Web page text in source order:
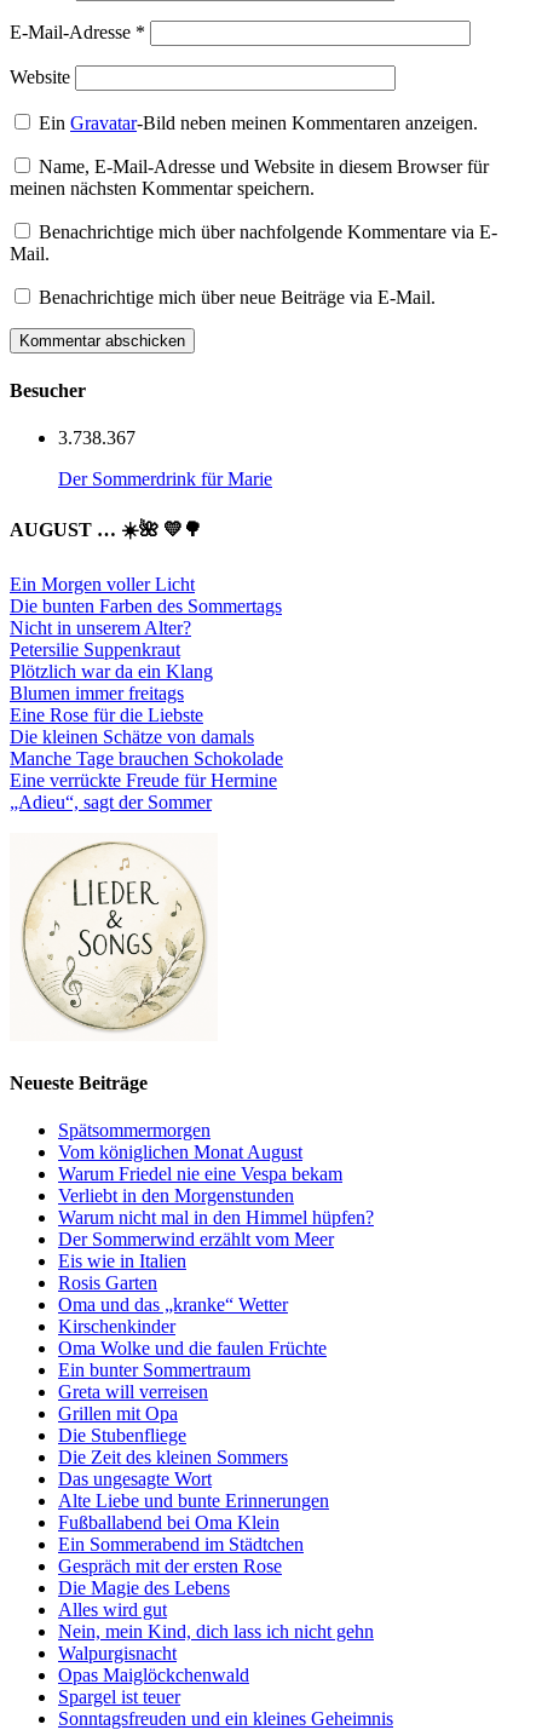
E-Mail-Adresse *
Website
EinGravatar-Bild neben meinen Kommentaren anzeigen.
Name, E-Mail-Adresse und Website in diesem Browser für
meinen nächsten Kommentar speichern.
Benachrichtige mich über nachfolgende Kommentare via E-
Mail.
Benachrichtige mich über neue Beiträge via E-Mail.
Besucher
3.738.367
Der Sommerdrink für Marie
AUGUST … ☀️🌺 💛🌳
Ein Morgen voller Licht
Die bunten Farben des Sommertags
Nicht in unserem Alter?
Petersilie Suppenkraut
Plötzlich war da ein Klang
Blumen immer freitags
Eine Rose für die Liebste
Die kleinen Schätze von damals
Manche Tage brauchen Schokolade
Eine verrückte Freude für Hermine
„Adieu“, sagt der Sommer
Neueste Beiträge
Spätsommermorgen
Vom königlichen Monat August
Warum Friedel nie eine Vespa bekam
Verliebt in den Morgenstunden
Warum nicht mal in den Himmel hüpfen?
Der Sommerwind erzählt vom Meer
Eis wie in Italien
Rosis Garten
Oma und das „kranke“ Wetter
Kirschenkinder
Oma Wolke und die faulen Früchte
Ein bunter Sommertraum
Greta will verreisen
Grillen mit Opa
Die Stubenfliege
Die Zeit des kleinen Sommers
Das ungesagte Wort
Alte Liebe und bunte Erinnerungen
Fußballabend bei Oma Klein
Ein Sommerabend im Städtchen
Gespräch mit der ersten Rose
Die Magie des Lebens
Alles wird gut
Nein, mein Kind, dich lass ich nicht gehn
Walpurgisnacht
Opas Maiglöckchenwald
Spargel ist teuer
Sonntagsfreuden und ein kleines Geheimnis